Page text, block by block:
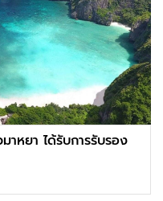
าหยา ได้รับการรับรอง